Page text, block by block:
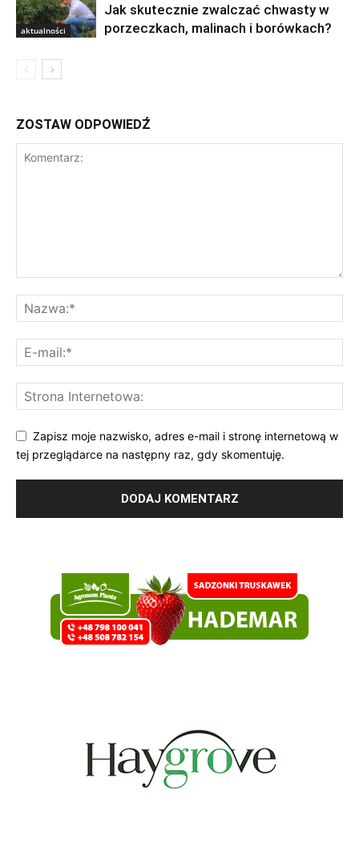
aktualności
Jak skutecznie zwalczać chwasty w
porzeczkach, malinach i borówkach?
ZOSTAW ODPOWIEDŹ
Zapisz moje nazwisko, adres e-mail i stronę internetową w
tej przeglądarce na następny raz, gdy skomentuję.